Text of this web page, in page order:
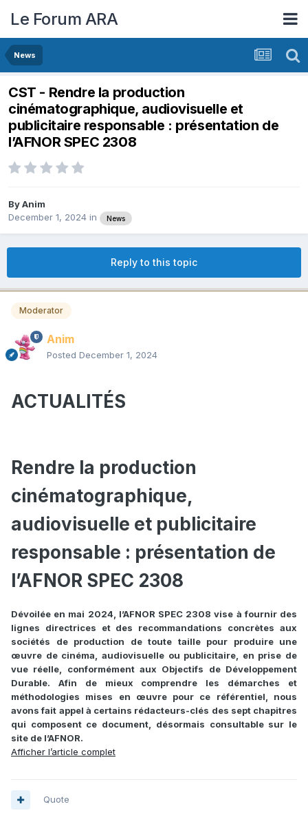
Le Forum ARA
News
CST - Rendre la production
cinématographique, audiovisuelle et
publicitaire responsable : présentation de
l’AFNOR SPEC 2308
ByAnim
December 1, 2024 in News
Reply to this topic
Moderator
Anim
Posted December 1, 2024
ACTUALITÉS
Rendre la production
cinématographique,
audiovisuelle et publicitaire
responsable : présentation de
l’AFNOR SPEC 2308
Dévoilée en mai 2024, l’AFNOR SPEC 2308 vise à fournir des
lignes directrices et des recommandations concrètes aux
sociétés de production de toute taille pour produire une
œuvre de cinéma, audiovisuelle ou publicitaire, en prise de
vue réelle, conformément aux Objectifs de Développement
Durable. Afin de mieux comprendre les démarches et
méthodologies mises en œuvre pour ce référentiel, nous
avons fait appel à certains rédacteurs-clés des sept chapitres
qui composent ce document, désormais consultable sur le
site de l’AFNOR.
Afficher l’article complet
Quote